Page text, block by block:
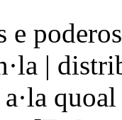
e
|
a·la